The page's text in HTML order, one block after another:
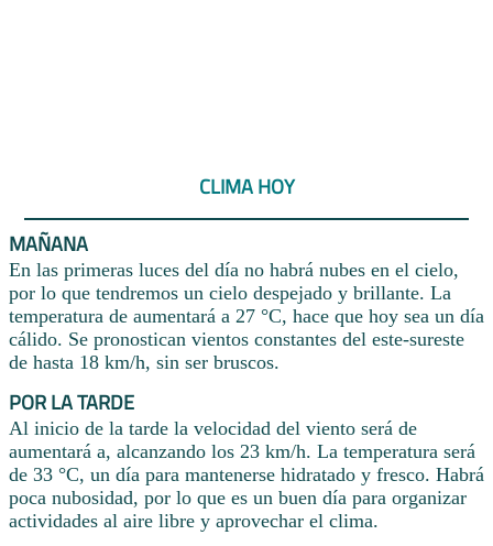
CLIMA HOY
MAÑANA
En las primeras luces del día no habrá nubes en el cielo,
por lo que tendremos un cielo despejado y brillante. La
temperatura de aumentará a 27 °C, hace que hoy sea un día
cálido. Se pronostican vientos constantes del este-sureste
de hasta 18 km/h, sin ser bruscos.
POR LA TARDE
Al inicio de la tarde la velocidad del viento será de
aumentará a, alcanzando los 23 km/h. La temperatura será
de 33 °C, un día para mantenerse hidratado y fresco. Habrá
poca nubosidad, por lo que es un buen día para organizar
actividades al aire libre y aprovechar el clima.